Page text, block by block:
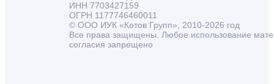
ИНН 7703427159
ОГРН 1177746460011
© ООО ИУК «Котов Групп», 2010-2026 год
Все права защищены. Любое использование
согласия запрещено